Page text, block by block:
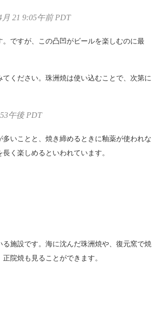
21 9:05午前 PDT
ですが、この凸凹がビールを楽しむのに最
ください。珠洲焼は使い込むことで、次第に
午後 PDT
いことと、焼き締めるときに釉薬が使われな
く楽しめるといわれています。
施設です。海に沈んだ珠洲焼や、復元窯で焼
院焼も見ることができます。